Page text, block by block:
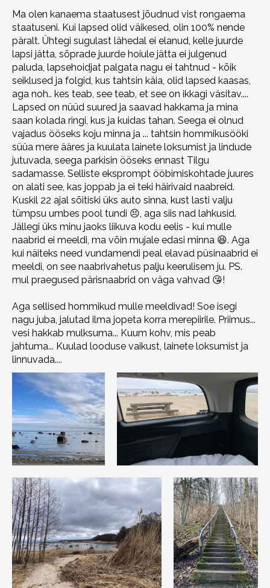
Ma olen kanaema staatusest jõudnud vist rongaema
staatuseni. Kui lapsed olid väikesed, olin 100% nende
päralt. Ühtegi sugulast lähedal ei elanud, kelle juurde
lapsi jätta, sõprade juurde hoiule jätta ei julgenud
paluda, lapsehoidjat palgata nagu ei tahtnud - kõik
seiklused ja folgid, kus tahtsin käia, olid lapsed kaasas,
aga noh.. kes teab, see teab, et see on ikkagi väsitav....
Lapsed on nüüd suured ja saavad hakkama ja mina
saan kolada ringi, kus ja kuidas tahan. Seega ei olnud
vajadus ööseks koju minna ja ... tahtsin hommikusööki
süüa mere ääres ja kuulata lainete loksumist ja lindude
jutuvada, seega parkisin ööseks ennast Tilgu
sadamasse. Selliste eksprompt ööbimiskohtade juures
on alati see, kas joppab ja ei teki häirivaid naabreid.
Kuskil 22 ajal sõitiski üks auto sinna, kust lasti valju
tümpsu umbes pool tundi 😣, aga siis nad lahkusid.
Jällegi üks minu jaoks liikuva kodu eelis - kui mulle
naabrid ei meeldi, ma võin mujale edasi minna 😆. Aga
kui näiteks need vundamendi peal elavad püsinaabrid ei
meeldi, on see naabrivahetus palju keerulisem ju. PS.
mul praegused pärisnaabrid on väga vahvad 😘!
Aga sellised hommikud mulle meeldivad! Soe isegi
nagu juba, jalutad ilma jopeta korra merepiirile. Priimus...
vesi hakkab mulksuma... Kuum kohv, mis peab
jahtuma... Kuulad looduse vaikust, lainete loksumist ja
linnuvada....